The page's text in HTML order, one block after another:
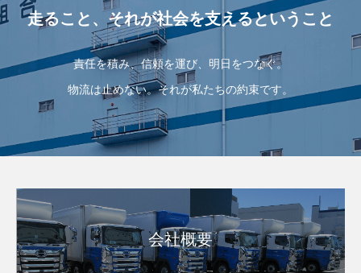
走ること、それが社会を支えるということ
責任を積み、信頼を運び、明日をつなぐ。
物流は止めない。それが私たちの約束です。
会社概要